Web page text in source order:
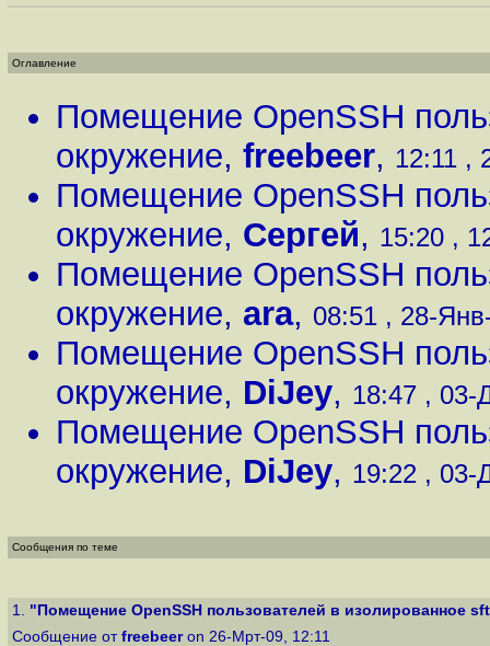
Оглавление
Помещение OpenSSH
окружение, freebeer, 12:11 ,
Помещение OpenSSH
окружение, Сергей, 15:20 ,
Помещение OpenSSH
окружение, ara, 08:51 , 28-
Помещение OpenSSH
окружение, DiJey, 18:47 , 03-
Помещение OpenSSH
окружение, DiJey, 19:22 , 03-
Сообщения по теме
1. "Помещение OpenSSH пользователей в изолированное
Сообщение от freebeeron 26-Мрт-09, 12:11